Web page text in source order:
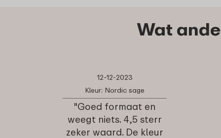
Wat
12-12-2023
Kleur: Nordic sage
"Goed formaat en
weegt niets. 4,5 sterr
zeker waard. De kleur